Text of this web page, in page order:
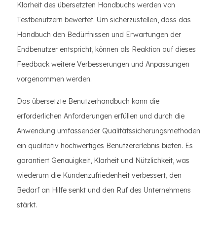
Klarheit des übersetzten Handbuchs werden von
Testbenutzern bewertet. Um sicherzustellen, dass das
Handbuch den Bedürfnissen und Erwartungen der
Endbenutzer entspricht, können als Reaktion auf dieses
Feedback weitere Verbesserungen und Anpassungen
vorgenommen werden.
Das übersetzte Benutzerhandbuch kann die
erforderlichen Anforderungen erfüllen und durch die
Anwendung umfassender Qualitätssicherungsmethoden
ein qualitativ hochwertiges Benutzererlebnis bieten. Es
garantiert Genauigkeit, Klarheit und Nützlichkeit, was
wiederum die Kundenzufriedenheit verbessert, den
Bedarf an Hilfe senkt und den Ruf des Unternehmens
stärkt.